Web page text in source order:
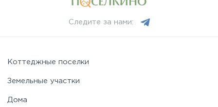
Новорижское
Следите за нами:
Коттеджные поселки
Земельные участки
Дома